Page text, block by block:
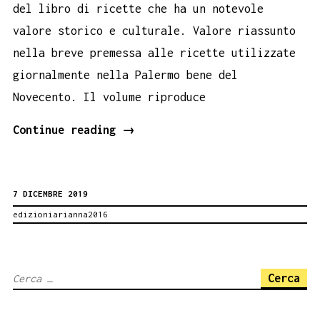
del libro di ricette che ha un notevole
valore storico e culturale. Valore riassunto
nella breve premessa alle ricette utilizzate
giornalmente nella Palermo bene del
Novecento. Il volume riproduce
Continue reading
Cucina
→
7 DICEMBRE 2019
edizioniarianna2016
Ricerca